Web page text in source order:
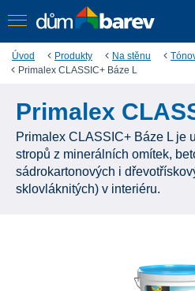
Úvod Produkty Na stěnu
Primalex CLASSIC+ Báze L
Primalex
Primalex CLASSIC+ Báze L je
stropů z minerálních omítek,
sádrokartonových i
sklovláknitých) v interiéru.